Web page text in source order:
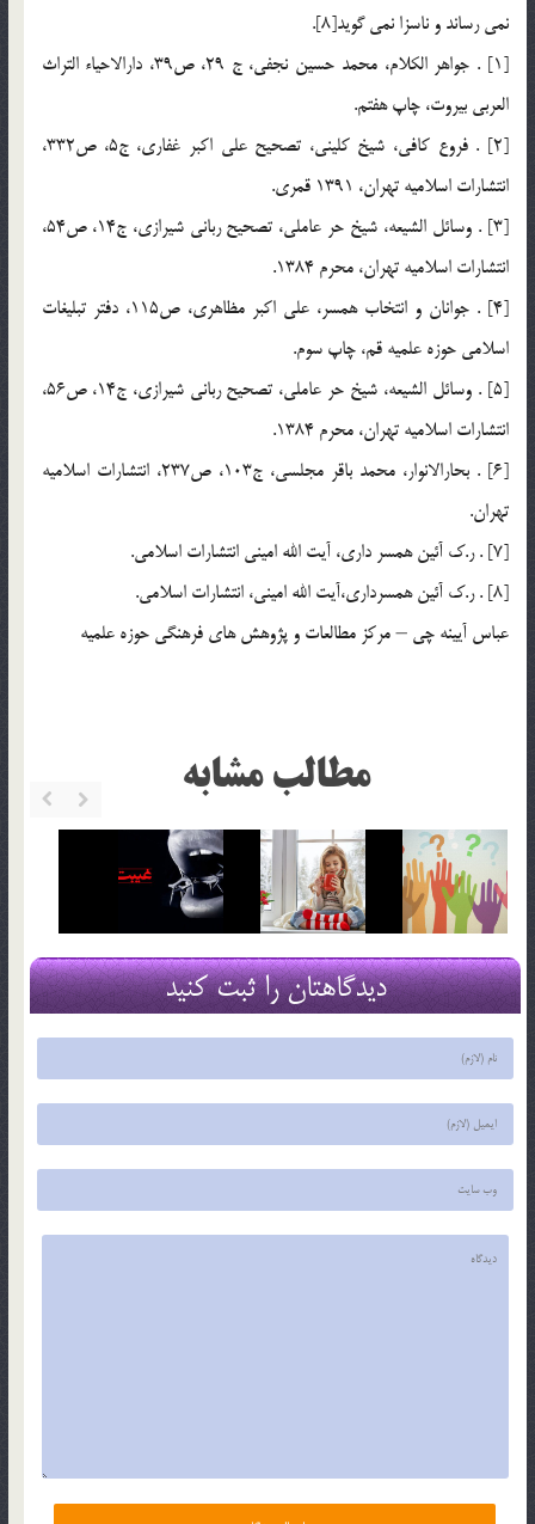
نمي رساند و ناسزا نمي گويد[8].
[1] . جواهر الكلام، محمد حسين نجفي، ج 29، ص39، دارالاحياء التراث
العربي بيروت، چاپ هفتم.
[2] . فروع كافي، شيخ كليني، تصحيح علي اكبر غفاري، ج5، ص332،
انتشارات اسلاميه تهران، 1391 قمري.
[3] . وسائل الشيعه، شيخ حر عاملي، تصحيح رباني شيرازي، ج14، ص54،
انتشارات اسلاميه تهران، محرم 1384.
[4] . جوانان و انتخاب همسر، علي اكبر مظاهري، ص115، دفتر تبليغات
اسلامي حوزه علميه قم، چاپ سوم.
[5] . وسائل الشيعه، شيخ حر عاملي، تصحيح رباني شيرازي، ج14، ص56،
انتشارات اسلاميه تهران، محرم 1384.
[6] . بحارالانوار، محمد باقر مجلسي، ج103، ص237، انتشارات اسلاميه
تهران.
[7] . ر.ك آئين همسر داري، آيت الله اميني انتشارات اسلامي.
[8] . ر.ك آئين همسرداري،آيت الله اميني، انتشارات اسلامي.
عباس آيينه چي – مرکز مطالعات و پژوهش هاي فرهنگي حوزه علميه
مطالب مشابه
دیدگاهتان را ثبت کنید